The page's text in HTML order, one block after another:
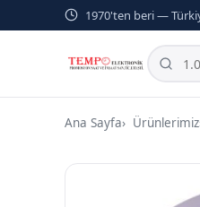
1970'ten beri —
Ana Sayfa Ürünlerimiz